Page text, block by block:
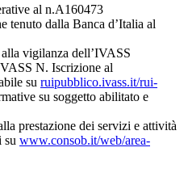
al n.A160473
tenuto dalla Banca d’Italia al
vigilanza dell’IVASS
N. Iscrizione al
su ruipubblico.ivass.it/rui-
su soggetto abilitato e
prestazione dei servizi e attività
su www.consob.it/web/area-